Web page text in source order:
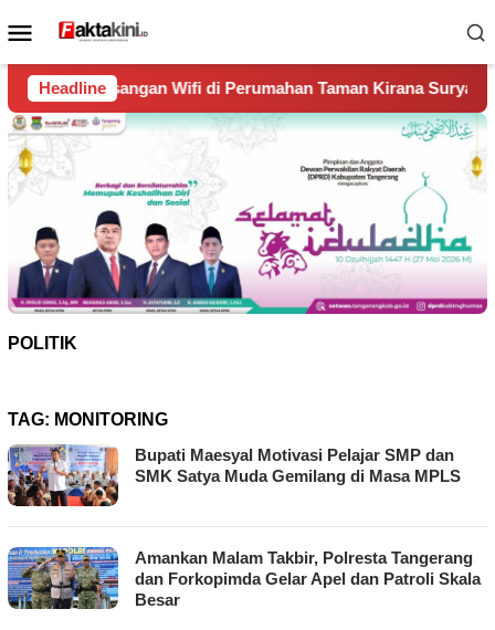
ke
Menu
Mobile
Headline
di Perumahan Taman Kirana Surya Solear Spanyol
POLITIK
TAG: MONITORING
Bupati Maesyal Motivasi Pelajar SMP dan
SMK Satya Muda Gemilang di Masa MPLS
Amankan Malam Takbir, Polresta Tangerang
dan Forkopimda Gelar Apel dan Patroli Skala
Besar